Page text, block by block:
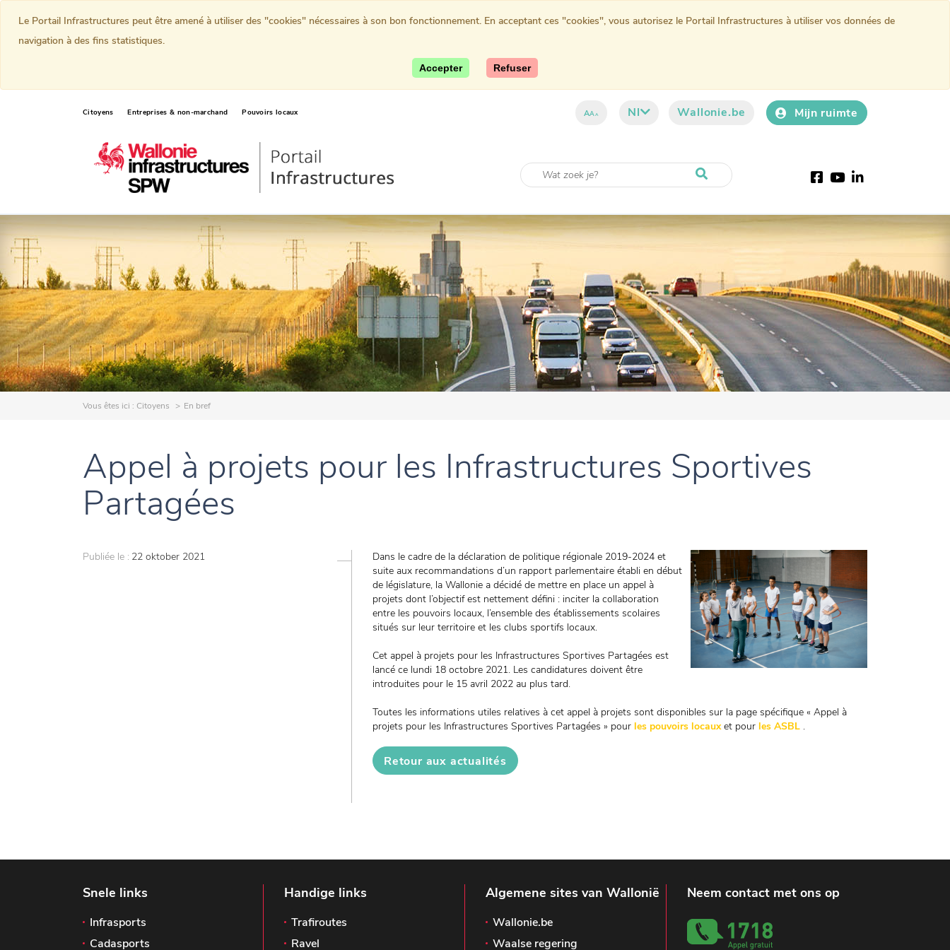
Citoyens Entreprises & non-marchand Pouvoirs locaux AAA Nl Wallonie.be Mijn ruimte
Facebook
YouTube
LinkedIn
Vous êtes ici : Citoyens En bref
Appel à projets pour les Infrastructures Sportives
Partagées
Publiée le : 22 oktober 2021
Dans le cadre de la déclaration de politique régionale 2019-2024 et
suite aux recommandations d’un rapport parlementaire établi en début
de législature, la Wallonie a décidé de mettre en place un appel à
projets dont l’objectif est nettement défini : inciter la collaboration
entre les pouvoirs locaux, l’ensemble des établissements scolaires
situés sur leur territoire et les clubs sportifs locaux.
Cet appel à projets pour les Infrastructures Sportives Partagées est
lancé ce lundi 18 octobre 2021. Les candidatures doivent être
introduites pour le 15 avril 2022 au plus tard.
Toutes les informations utiles relatives à cet appel à projets sont disponibles sur la page spécifique « Appel à
projets pour les Infrastructures Sportives Partagées » pour les pouvoirs locauxet pour les ASBL .
Retour aux actualités
Snele links
Infrasports
Cadasports
Handige links
Trafiroutes
Ravel
Algemene sites van Wallonië
Wallonie.be
Waalse regering
Neem contact met ons op
Le Portail Infrastructures peut être amené à utiliser des "cookies" nécessaires à son bon fonctionnement. En acceptant ces "cookies", vous autorisez le Portail Infrastructures à utiliser vos données de
navigation à des fins statistiques.
Accepter Refuser